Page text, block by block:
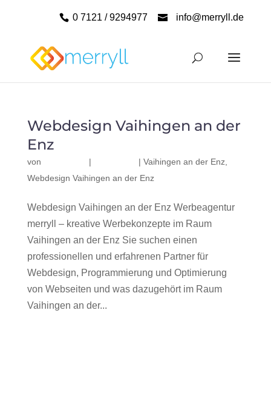
0 7121 / 9294977 info@merryll.de
Webdesign Vaihingen an der
Enz
von | | Vaihingen an der Enz,
Webdesign Vaihingen an der Enz
Webdesign Vaihingen an der Enz Werbeagentur
merryll – kreative Werbekonzepte im Raum
Vaihingen an der Enz Sie suchen einen
professionellen und erfahrenen Partner für
Webdesign, Programmierung und Optimierung
von Webseiten und was dazugehört im Raum
Vaihingen an der...